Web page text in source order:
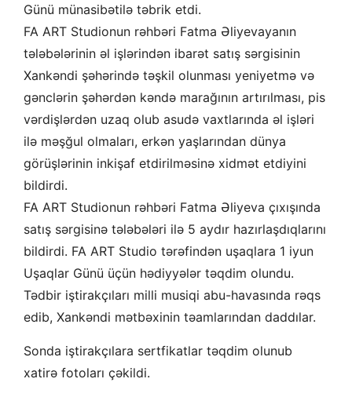
Günü münasibətilə təbrik etdi.
FA ART Studionun rəhbəri Fatma Əliyevayanın
tələbələrinin əl işlərindən ibarət satış sərgisinin
Xankəndi şəhərində təşkil olunması yeniyetmə və
gənclərin şəhərdən kəndə marağının artırılması, pis
vərdişlərdən uzaq olub asudə vaxtlarında əl işləri
ilə məşğul olmaları, erkən yaşlarından dünya
görüşlərinin inkişaf etdirilməsinə xidmət etdiyini
bildirdi.
FA ART Studionun rəhbəri Fatma Əliyeva çıxışında
satış sərgisinə tələbələri ilə 5 aydır hazırlaşdıqlarını
bildirdi. FA ART Studio tərəfindən uşaqlara 1 iyun
Uşaqlar Günü üçün hədiyyələr təqdim olundu.
Tədbir iştirakçıları milli musiqi abu-havasında rəqs
edib, Xankəndi mətbəxinin təamlarından daddılar.
Sonda iştirakçılara sertfikatlar təqdim olunub
xatirə fotoları çəkildi.